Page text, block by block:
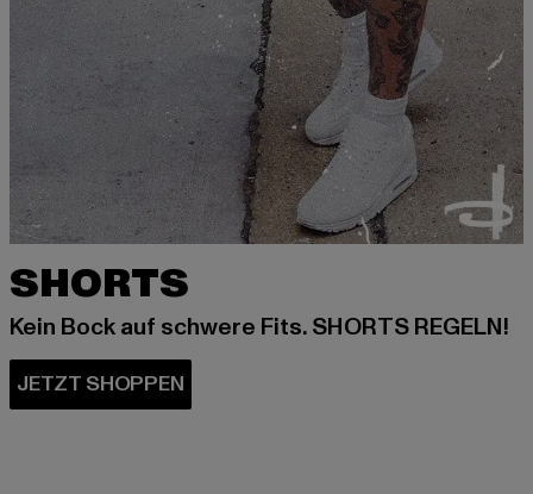
SHORTS
Kein Bock auf schwere Fits. SHORTS REGELN!